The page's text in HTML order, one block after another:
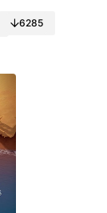
6285